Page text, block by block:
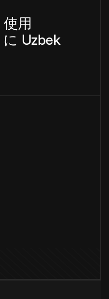
使用
に Uzbek